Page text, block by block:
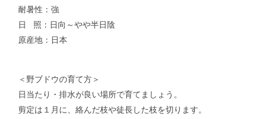
耐暑性：強
日 照：日向～やや半日陰
原産地：日本
＜野ブドウの育て方＞
日当たり・排水が良い場所で育てましょう。
剪定は１月に、絡んだ枝や徒長した枝を切ります。